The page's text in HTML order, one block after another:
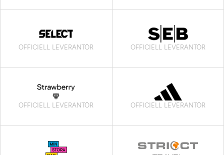
OFFICIELL LEVERANTÖR OFFICIELL LEVERANTÖR
OFFICIELL LEVERANTÖR OFFICIELL LEVERANTÖR